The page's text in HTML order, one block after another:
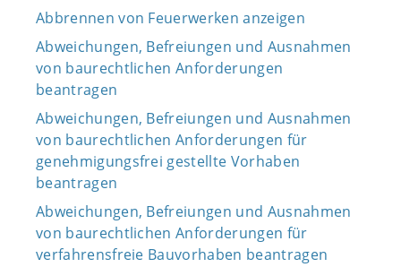
Abbrennen von Feuerwerken anzeigen
Abweichungen, Befreiungen und Ausnahmen
von baurechtlichen Anforderungen
beantragen
Abweichungen, Befreiungen und Ausnahmen
von baurechtlichen Anforderungen für
genehmigungsfrei gestellte Vorhaben
beantragen
Abweichungen, Befreiungen und Ausnahmen
von baurechtlichen Anforderungen für
verfahrensfreie Bauvorhaben beantragen